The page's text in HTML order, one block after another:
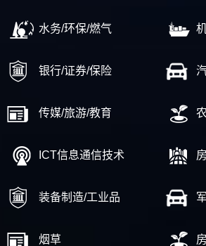
水务/环保/燃气
银行/证券/保险
传媒/旅游/教育
ICT信息通信技术
装备制造/工业品
烟草